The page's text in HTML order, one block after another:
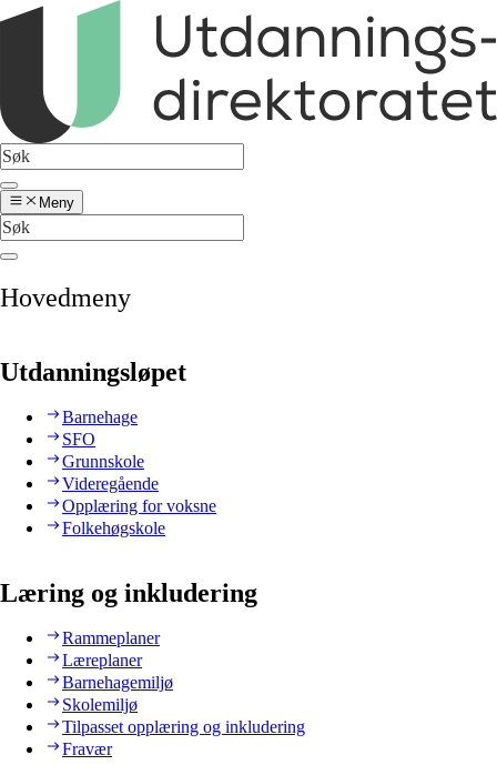
Meny
Hovedmeny
Utdanningsløpet
Barnehage
SFO
Grunnskole
Videregående
Opplæring for voksne
Folkehøgskole
Læring og inkludering
Rammeplaner
Læreplaner
Barnehagemiljø
Skolemiljø
Tilpasset opplæring og inkludering
Fravær